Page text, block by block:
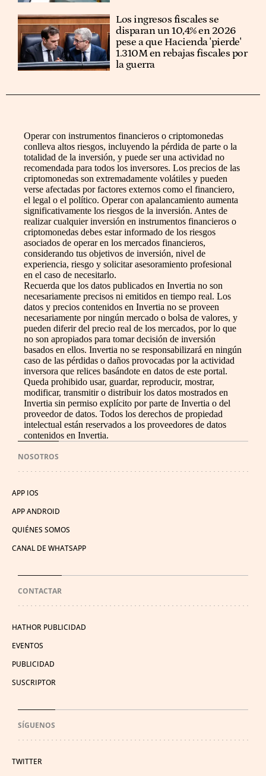
Los ingresos fiscales se
disparan un 10,4% en 2026
pese a que Hacienda 'pierde'
1.310M en rebajas fiscales por
la guerra
Operar con instrumentos financieros o criptomonedas
conlleva altos riesgos, incluyendo la pérdida de parte o la
totalidad de la inversión, y puede ser una actividad no
recomendada para todos los inversores. Los precios de las
criptomonedas son extremadamente volátiles y pueden
verse afectadas por factores externos como el financiero,
el legal o el político. Operar con apalancamiento aumenta
significativamente los riesgos de la inversión. Antes de
realizar cualquier inversión en instrumentos financieros o
criptomonedas debes estar informado de los riesgos
asociados de operar en los mercados financieros,
considerando tus objetivos de inversión, nivel de
experiencia, riesgo y solicitar asesoramiento profesional
en el caso de necesitarlo.
Recuerda que los datos publicados en Invertia no son
necesariamente precisos ni emitidos en tiempo real. Los
datos y precios contenidos en Invertia no se proveen
necesariamente por ningún mercado o bolsa de valores, y
pueden diferir del precio real de los mercados, por lo que
no son apropiados para tomar decisión de inversión
basados en ellos. Invertia no se responsabilizará en ningún
caso de las pérdidas o daños provocadas por la actividad
inversora que relices basándote en datos de este portal.
Queda prohibido usar, guardar, reproducir, mostrar,
modificar, transmitir o distribuir los datos mostrados en
Invertia sin permiso explícito por parte de Invertia o del
proveedor de datos. Todos los derechos de propiedad
intelectual están reservados a los proveedores de datos
contenidos en Invertia.
NOSOTROS
APP IOS
APP ANDROID
QUIÉNES SOMOS
CANAL DE WHATSAPP
CONTACTAR
HATHOR PUBLICIDAD
EVENTOS
PUBLICIDAD
SUSCRIPTOR
SÍGUENOS
TWITTER